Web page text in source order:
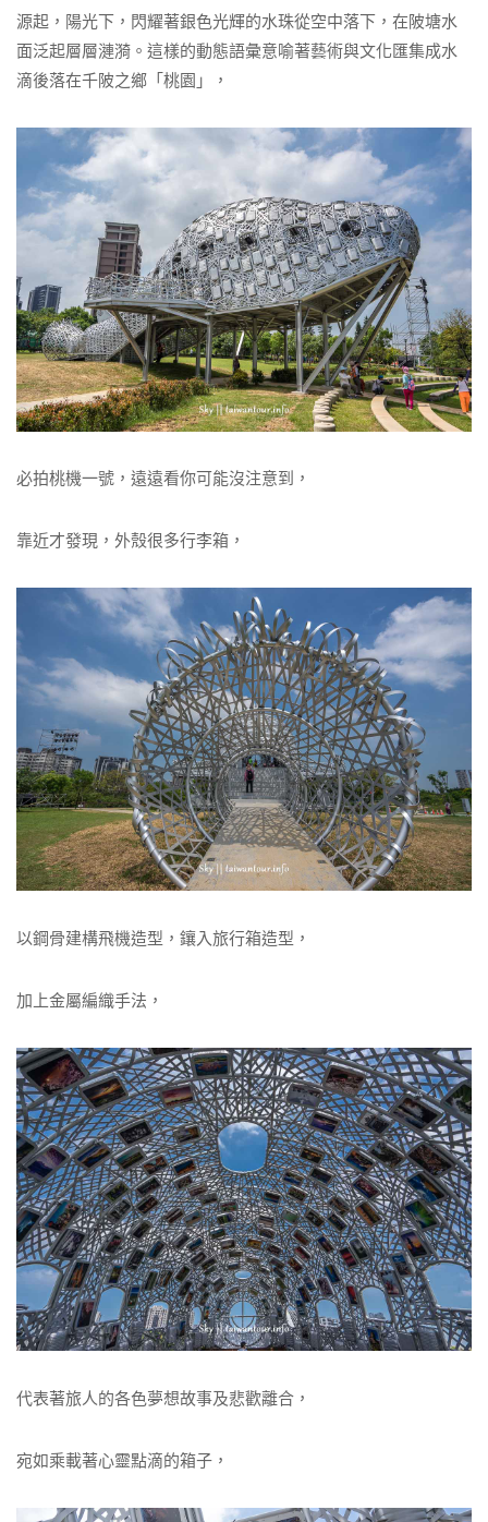
源起，陽光下，閃耀著銀色光輝的水珠從空中落下，在陂塘水
面泛起層層漣漪。這樣的動態語彙意喻著藝術與文化匯集成水
滴後落在千陂之鄉「桃園」，
必拍桃機一號，遠遠看你可能沒注意到，
靠近才發現，外殼很多行李箱，
以鋼骨建構飛機造型，鑲入旅行箱造型，
加上金屬編織手法，
代表著旅人的各色夢想故事及悲歡離合，
宛如乘載著心靈點滴的箱子，